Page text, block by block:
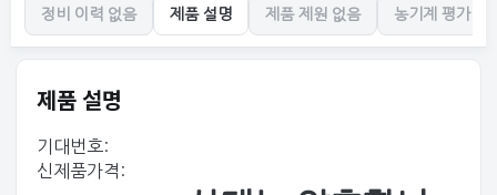
정비 이력 없음 제품 설명 제품 제원 없음 농기계 평가 없
제품 설명
기대번호:
신제품가격: